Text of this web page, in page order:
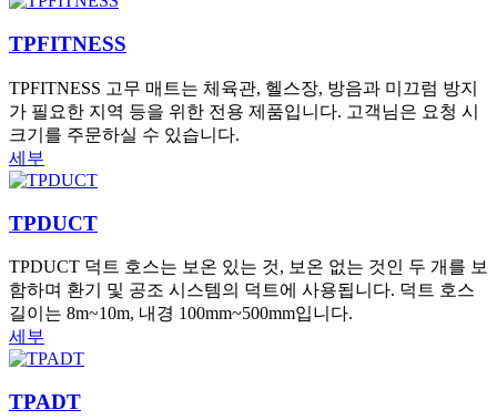
TPFITNESS
TPFITNESS 고무 매트는 체육관, 헬스장, 방음과 미끄럼 방지
가 필요한 지역 등을 위한 전용 제품입니다. 고객님은 요청 시
크기를 주문하실 수 있습니다.
세부
TPDUCT
TPDUCT 덕트 호스는 보온 있는 것, 보온 없는 것인 두 개를 보
함하며 환기 및 공조 시스템의 덕트에 사용됩니다. 덕트 호스
길이는 8m~10m, 내경 100mm~500mm입니다.
세부
TPADT